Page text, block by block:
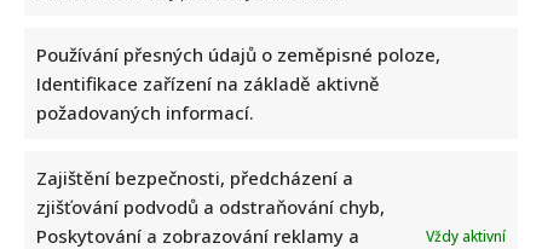
Používání přesných údajů o zeměpisné poloze,
Identifikace zařízení na základě aktivně
požadovaných informací.
Zajištění bezpečnosti, předcházení a
zjišťování podvodů a odstraňování chyb,
Poskytování a zobrazování reklamy a
Vždy aktivní
10 hrdinů, ten má vynikající přehled